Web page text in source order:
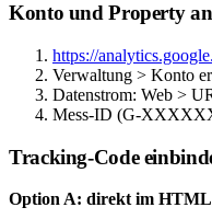
Konto und Property
https://
Verwaltung > Konto
Datenstrom: Web >
Mess-ID (G-
Tracking-Code
Option A: direkt im